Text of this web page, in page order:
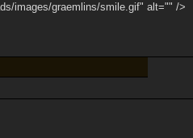
images/graemlins/smile.gif" alt="" />